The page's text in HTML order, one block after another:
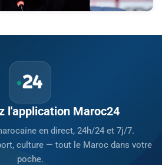
l'application Maroc24
en direct, 24h/24 et 7j/7.
culture — tout le Maroc dans votre
poche.